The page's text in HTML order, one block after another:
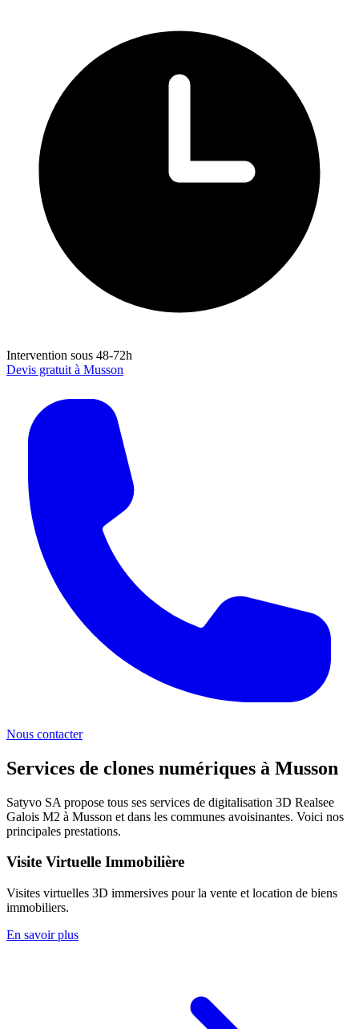
Intervention sous 48-72h
Devis gratuit à Musson
Nous contacter
Services de clones numériques à Musson
Satyvo SA propose tous ses services de digitalisation 3D Realsee
Galois M2 à Musson et dans les communes avoisinantes. Voici nos
principales prestations.
Visite Virtuelle Immobilière
Visites virtuelles 3D immersives pour la vente et location de biens
immobiliers.
En savoir plus